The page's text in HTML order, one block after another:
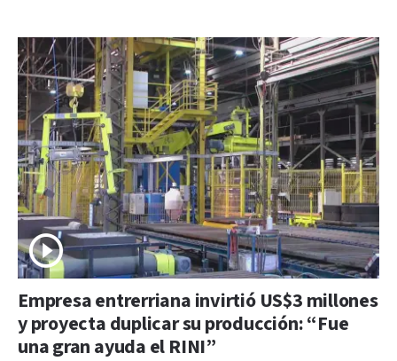
Empresa entrerriana invirtió US$3 millones
y proyecta duplicar su producción: “Fue
una gran ayuda el RINI”